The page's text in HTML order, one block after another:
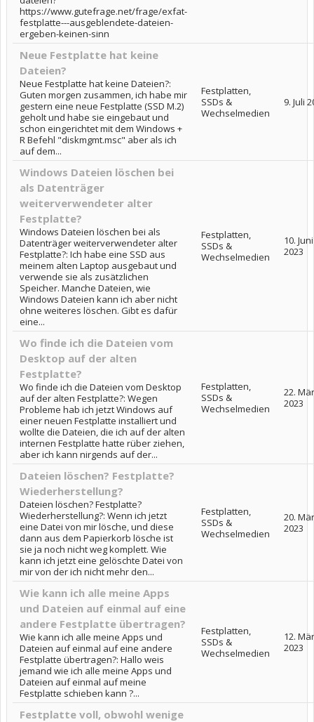
https://www.gutefrage.net/frage/exfat-
festplatte---ausgeblendete-dateien-
ergeben-keinen-sinn
Neue Festplatte hat keine
Dateien?
Neue Festplatte hat keine Dateien?:
Guten morgen zusammen, ich habe mir
gestern eine neue Festplatte (SSD M.2)
geholt und habe sie eingebaut und
schon eingerichtet mit dem Windows +
R Befehl "diskmgmt.msc" aber als ich
auf dem...
Festplatten,
SSDs &
Wechselmedien
9. Juli
Windows Dateien löschen bei
als Datenträger
weiterverwendeter alter
Festplatte?
Windows Dateien löschen bei als
Datenträger weiterverwendeter alter
Festplatte?: Ich habe eine SSD aus
meinem alten Laptop ausgebaut und
verwende sie als zusätzlichen
Speicher. Manche Dateien, wie
Windows Dateien kann ich aber nicht
ohne weiteres löschen. Gibt es dafür
eine...
Festplatten,
SSDs &
Wechselmedien
10. Juni
2023
Wo finde ich die Dateien vom
Desktop auf der alten
Festplatte?
Wo finde ich die Dateien vom Desktop
auf der alten Festplatte?: Wegen
Probleme hab ich jetzt Windows auf
einer neuen Festplatte installiert und
wollte die Dateien, die ich auf der alten
internen Festplatte hatte rüber ziehen,
aber ich kann nirgends auf der...
Festplatten,
SSDs &
Wechselmedien
22.
2023
Dateien löschen? Festplatte?
Wiederherstellung?
Dateien löschen? Festplatte?
Wiederherstellung?: Wenn ich jetzt
eine Datei von mir lösche, und diese
dann aus dem Papierkorb lösche ist
sie ja noch nicht weg komplett. Wie
kann ich jetzt eine gelöschte Datei von
mir von der ich nicht mehr den...
Festplatten,
SSDs &
Wechselmedien
20.
2023
Wie kann ich alle meine Apps
und Dateien auf einmal auf eine
andere Festplatte übertragen?
Wie kann ich alle meine Apps und
Dateien auf einmal auf eine andere
Festplatte übertragen?: Hallo weis
jemand wie ich alle meine Apps und
Dateien auf einmal auf meine
Festplatte schieben kann ?...
Festplatten,
SSDs &
Wechselmedien
12.
2023
Festplatte voll, obwohl wenige